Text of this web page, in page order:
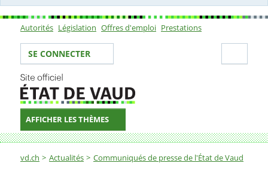
Sous-navigation
Autorités Législation Offres d'emploi Prestations
Votre identité
SE CONNECTER
AFFICHER LES THÈMES
Fil d'Ariane
vd.ch Actualités Communiqués de presse de l'État de Vaud
L’Etat inaugure la surélévation de son bâtiment